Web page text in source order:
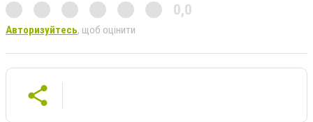
0,0
Авторизуйтесь, щоб оцінити